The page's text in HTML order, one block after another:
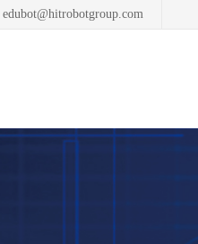
edubot@hitrobotgroup.com